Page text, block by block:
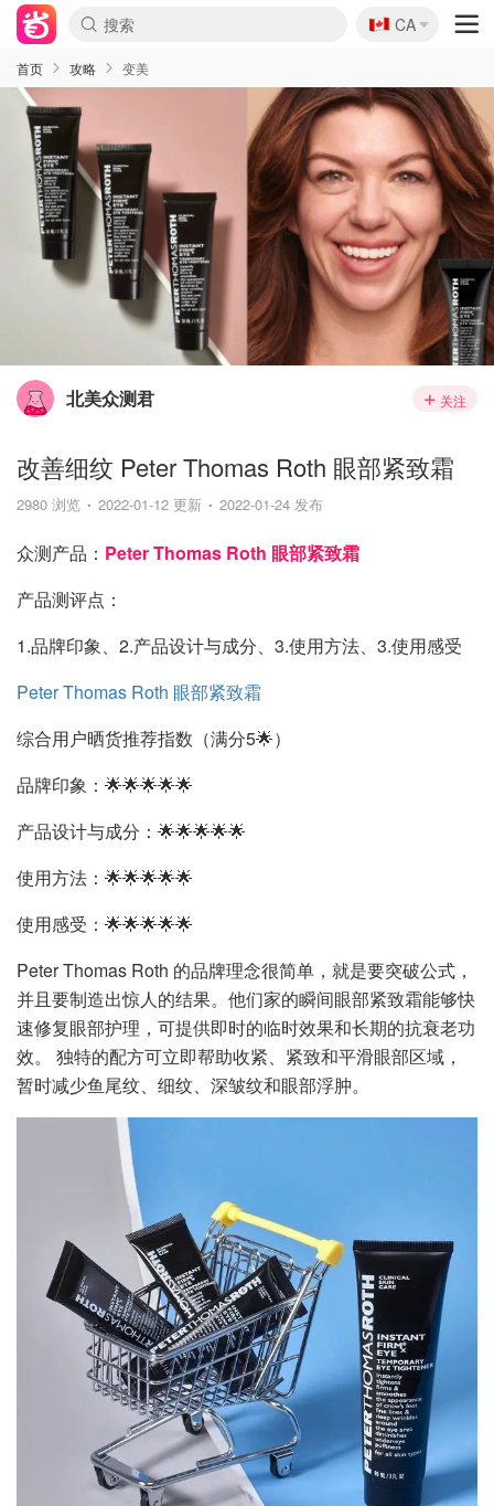
🇨🇦
CA
首页 攻略 变美
北美众测君 关注
改善细纹 Peter Thomas Roth 眼部紧致霜
2980 浏览 2022-01-12 更新 2022-01-24 发布
众测产品： Peter Thomas Roth 眼部紧致霜
产品测评点：
1.品牌印象、2.产品设计与成分、3.使用方法、3.使用感受
Peter Thomas Roth 眼部紧致霜
综合用户晒货推荐指数（满分5🌟）
品牌印象：🌟🌟🌟🌟🌟
产品设计与成分：🌟🌟🌟🌟🌟
使用方法：🌟🌟🌟🌟🌟
使用感受：🌟🌟🌟🌟🌟
Peter Thomas Roth 的品牌理念很简单，就是要突破公式，
并且要制造出惊人的结果。他们家的瞬间眼部紧致霜能够快
速修复眼部护理，可提供即时的临时效果和长期的抗衰老功
效。 独特的配方可立即帮助收紧、紧致和平滑眼部区域，
暂时减少鱼尾纹、细纹、深皱纹和眼部浮肿。